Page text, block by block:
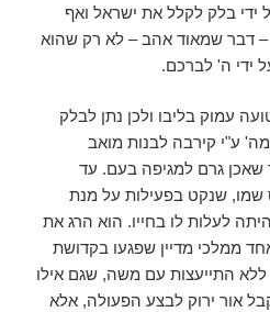
בלק לקלל את ישראל ואף
– דבר שמאוד אהב – לא רק שהוא
ידי ה' לברכם.
עמוק בליבו ולכן נתן לבלק
ע"י קירבה לבנות מואב
גרם למגיפה בעם. עד
שמו, שנקט בפעילות על מנת
לעלות לו בחייו. הוא הרג את
ממלכי מדיין שפגעו בקדושת
התייעצות עם משה, שגם אילו
אור ירוק לבצע הפעולה, אלא